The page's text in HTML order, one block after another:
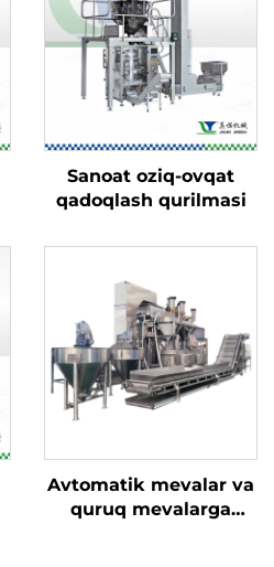
Sanoat oziq-ovqat
qadoqlash qurilmasi
Avtomatik mevalar va
quruq mevalarga